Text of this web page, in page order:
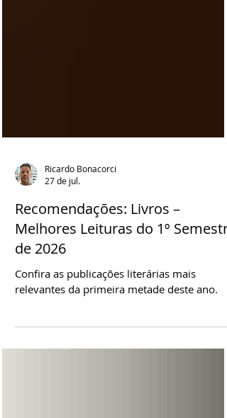
Ricardo Bonacorci
27 de jul.
Recomendações: Livros –
Melhores Leituras do 1º Semestre
Confira as publicações literárias mais
relevantes da primeira metade deste ano.